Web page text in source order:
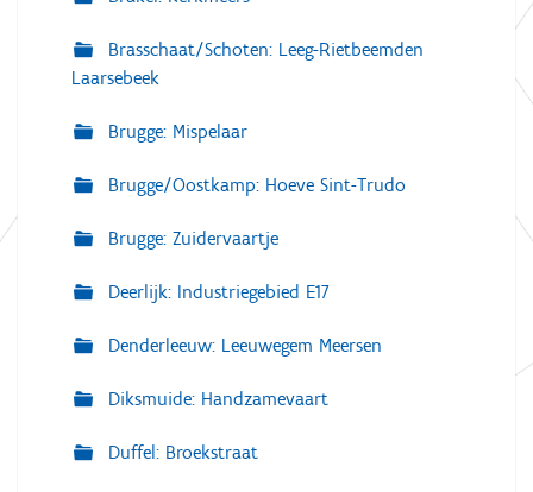
Brasschaat/Schoten: Leeg-Rietbeemden
Laarsebeek
Brugge: Mispelaar
Brugge/Oostkamp: Hoeve Sint-Trudo
Brugge: Zuidervaartje
Deerlijk: Industriegebied E17
Denderleeuw: Leeuwegem Meersen
Diksmuide: Handzamevaart
Duffel: Broekstraat